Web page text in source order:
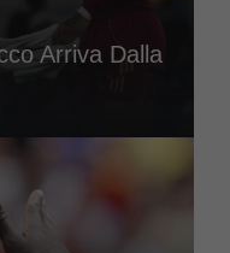
Arriva Dalla